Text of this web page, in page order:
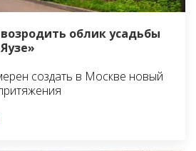
облик усадьбы
создать в Москве новый